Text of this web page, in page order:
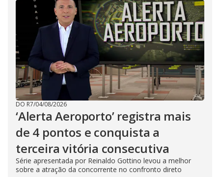
DO R7/04/08/2026
‘Alerta Aeroporto’ registra mais
de 4 pontos e conquista a
terceira vitória consecutiva
Série apresentada por Reinaldo Gottino levou a melhor
sobre a atração da concorrente no confronto direto